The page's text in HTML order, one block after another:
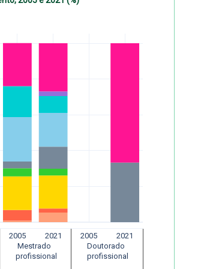
2005 2021 2005
2021
Mestrado
profissional
Doutorado
profissional